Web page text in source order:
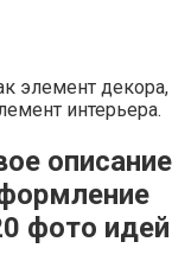
элемент декора,
интерьера.
описание
фото идей